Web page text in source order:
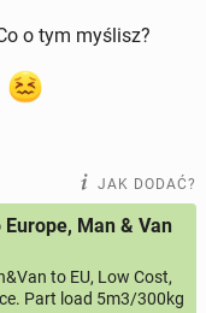
o tym myślisz?
JAK DODAĆ?
Man & Van
to EU, Low Cost,
Part load 5m3/300kg